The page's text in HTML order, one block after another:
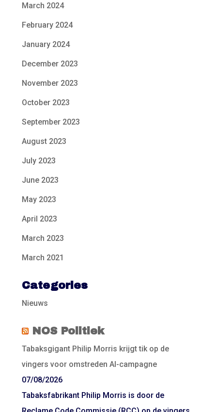
March 2024
February 2024
January 2024
December 2023
November 2023
October 2023
September 2023
August 2023
July 2023
June 2023
May 2023
April 2023
March 2023
March 2021
Categories
Nieuws
NOS Politiek
Tabaksgigant Philip Morris krijgt tik op de
vingers voor omstreden AI-campagne
07/08/2026
Tabaksfabrikant Philip Morris is door de